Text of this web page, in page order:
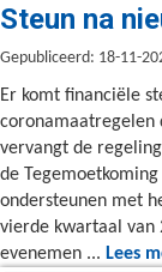
Steun na
Gepubliceerd: 18-11-
Er komt financiële
coronamaatregelen
vervangt de
de
ondersteunen met
vierde kwartaal van
evenemen ... Lees